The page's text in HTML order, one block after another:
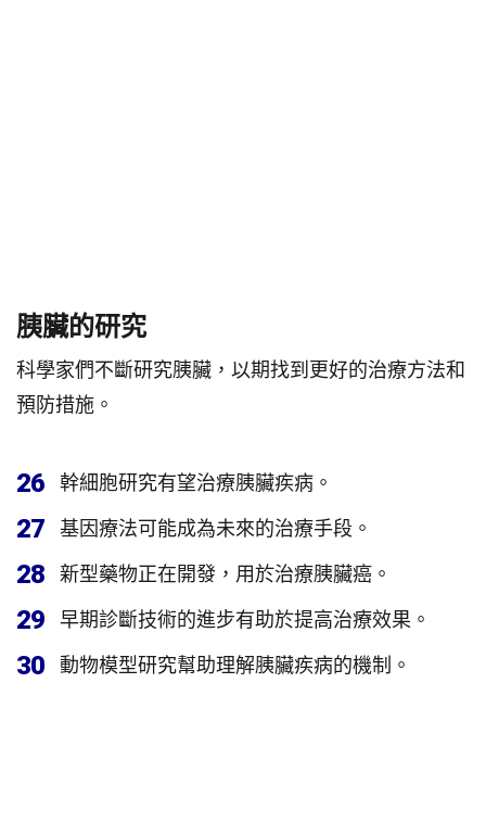
胰臟的研究
科學家們不斷研究胰臟，以期找到更好的治療方法和
預防措施。
26 幹細胞研究有望治療胰臟疾病。
27 基因療法可能成為未來的治療手段。
28 新型藥物正在開發，用於治療胰臟癌。
29 早期診斷技術的進步有助於提高治療效果。
30 動物模型研究幫助理解胰臟疾病的機制。